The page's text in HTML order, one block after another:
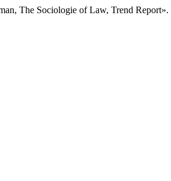
The Sociologie of Law, Trend Report».